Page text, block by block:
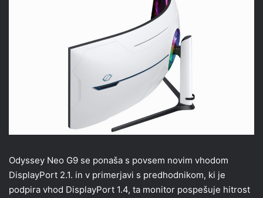
Odyssey Neo G9 se ponaša s povsem novim vhodom
DisplayPort 2.1. in v primerjavi s predhodnikom, ki je
podpira vhod DisplayPort 1.4, ta monitor pospešuje hitrost